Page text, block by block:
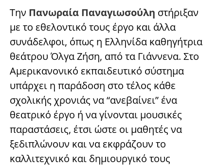
Την Πανωραία Παναγιωσούλη στήριξαν
με το εθελοντικό τους έργο και άλλα
συνάδελφοι, όπως η Ελληνίδα καθηγήτρια
θεάτρου Όλγα Ζήση, από τα Γιάννενα. Στο
Αμερικανονικό εκπαιδευτικό σύστημα
υπάρχει η παράδοση στο τέλος κάθε
σχολικής χρονιάς να “ανεβαίνει” ένα
θεατρικό έργο ή να γίνονται μουσικές
παραστάσεις, έτσι ώστε οι μαθητές να
ξεδιπλώνουν και να εκφράζουν το
καλλιτεχνικό και δημιουργικό τους